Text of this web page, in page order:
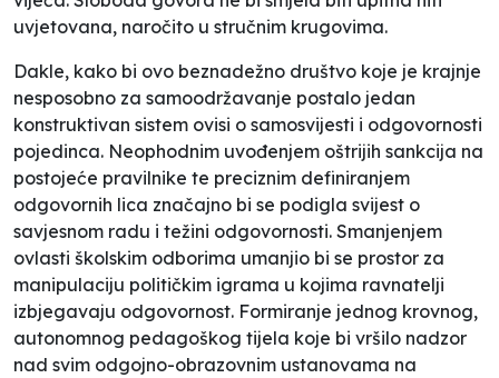
uvjetovana, naročito u stručnim krugovima.
Dakle, kako bi ovo beznadežno društvo koje je krajnje
nesposobno za samoodržavanje postalo jedan
konstruktivan sistem ovisi o samosvijesti i odgovornosti
pojedinca. Neophodnim uvođenjem oštrijih sankcija na
postojeće pravilnike te preciznim definiranjem
odgovornih lica značajno bi se podigla svijest o
savjesnom radu i težini odgovornosti. Smanjenjem
ovlasti školskim odborima umanjio bi se prostor za
manipulaciju političkim igrama u kojima ravnatelji
izbjegavaju odgovornost. Formiranje jednog krovnog,
autonomnog pedagoškog tijela koje bi vršilo nadzor
nad svim odgojno-obrazovnim ustanovama na